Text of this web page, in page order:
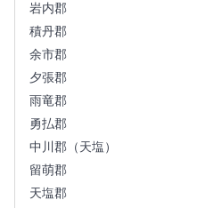
岩内郡
積丹郡
余市郡
夕張郡
雨竜郡
勇払郡
中川郡（天塩）
留萌郡
天塩郡